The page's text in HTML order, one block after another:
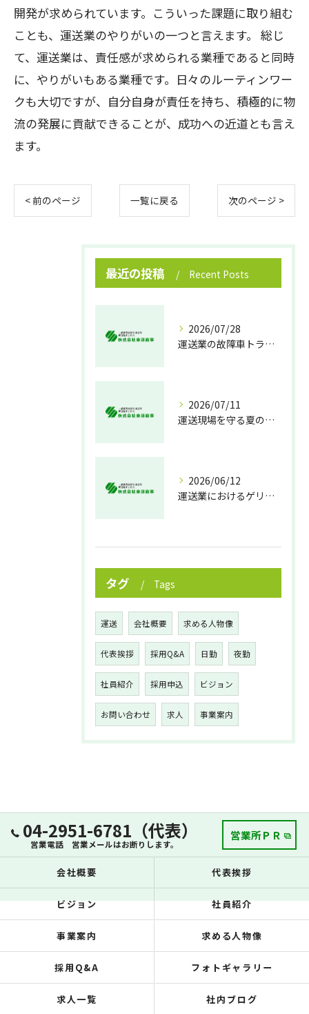
開発が求められています。こういった課題に取り組む
ことも、運送業のやりがいの一つと言えます。 総じ
て、運送業は、責任感が求められる業種であると同時
に、やりがいもある業種です。日々のルーティンワー
クも大切ですが、自分自身が責任を持ち、積極的に物
流の発展に貢献できることが、成功への近道とも言え
ます。
< 前のページ 一覧に戻る 次のページ >
最近の投稿 Recent Posts
2026/07/28
運送業の故障車トラブル即時対処法
2026/07/11
運送現場を守る夏の熱中症対策
2026/06/12
運送業におけるゲリラ豪雨対策の実践法
タグ Tags
運送 会社概要 求める人物像
代表挨拶 採用Q&A 日勤 夜勤
社員紹介 採用申込 ビジョン
お問い合わせ 求人 事業案内
04-2951-6781（代表）
営業電話 営業メールはお断りします。
営業所ＰＲ
会社概要 代表挨拶
ビジョン 社員紹介
事業案内 求める人物像
採用Q&A フォトギャラリー
求人一覧 社内ブログ